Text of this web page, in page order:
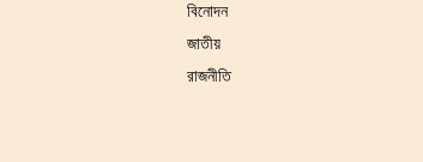
বিনোদন
জাতীয়
রাজনীতি